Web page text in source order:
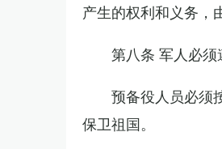
产生的权利和义务，
第八条 军人必须
预备役人员必须
保卫祖国。